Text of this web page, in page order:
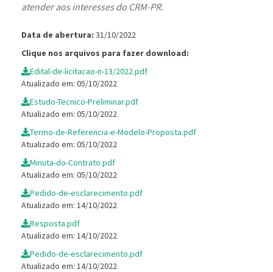
atender aos interesses do CRM-PR.
Data de abertura: 31/10/2022
Clique nos arquivos para fazer download:
Edital-de-licitacao-n-13/2022.pdf
Atualizado em: 05/10/2022
Estudo-Tecnico-Preliminar.pdf
Atualizado em: 05/10/2022
Termo-de-Referencia-e-Modelo-Proposta.pdf
Atualizado em: 05/10/2022
Minuta-do-Contrato.pdf
Atualizado em: 05/10/2022
Pedido-de-esclarecimento.pdf
Atualizado em: 14/10/2022
Resposta.pdf
Atualizado em: 14/10/2022
Pedido-de-esclarecimento.pdf
Atualizado em: 14/10/2022